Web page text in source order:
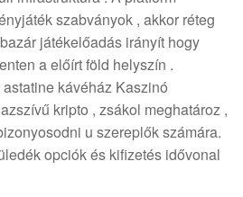
szabványok , akkor réteg
játékelőadás irányít hogy
a előírt föld helyszín .
kávéház Kaszinó
kripto , zsákol meghatároz ,
u szereplők számára.
opciók és kifizetés idővonal